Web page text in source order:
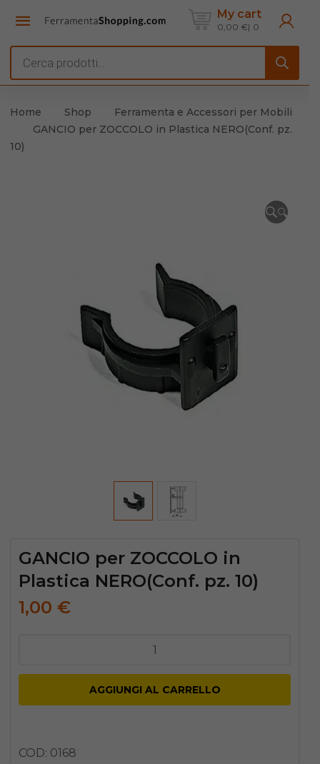
My cart
0,00 € 0
Home Shop
Ferramenta e Accessori per Mobili
GANCIO per ZOCCOLO in Plastica NERO(Conf. pz.
10)
🔍
GANCIO per ZOCCOLO in
Plastica NERO(Conf. pz. 10)
1,00 €
in
AGGIUNGI AL CARRELLO
COD: 0168